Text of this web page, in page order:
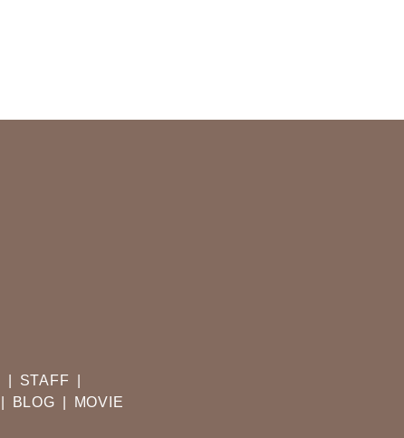
STAFF
BLOG MOVIE